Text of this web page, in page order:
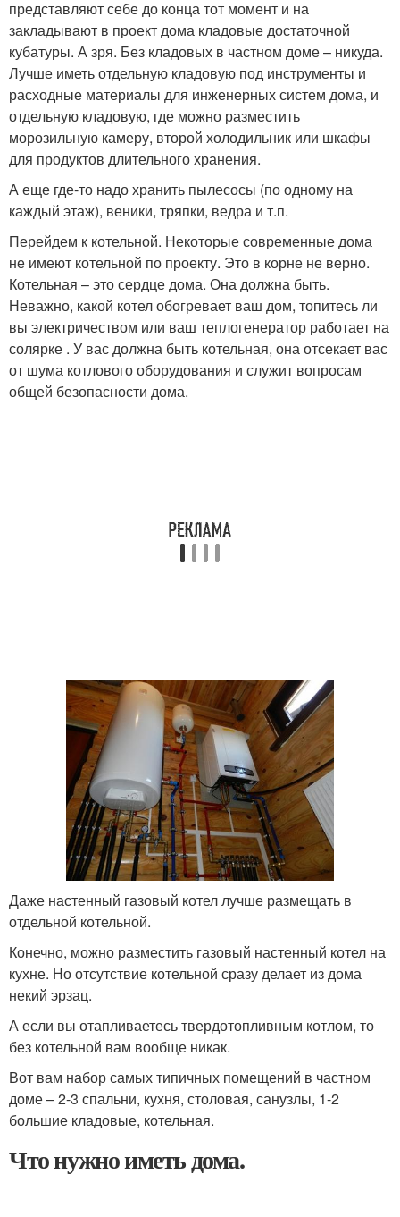
представляют себе до конца тот момент и на
закладывают в проект дома кладовые достаточной
кубатуры. А зря. Без кладовых в частном доме – никуда.
Лучше иметь отдельную кладовую под инструменты и
расходные материалы для инженерных систем дома, и
отдельную кладовую, где можно разместить
морозильную камеру, второй холодильник или шкафы
для продуктов длительного хранения.
А еще где-то надо хранить пылесосы (по одному на
каждый этаж), веники, тряпки, ведра и т.п.
Перейдем к котельной. Некоторые современные дома
не имеют котельной по проекту. Это в корне не верно.
Котельная – это сердце дома. Она должна быть.
Неважно, какой котел обогревает ваш дом, топитесь ли
вы электричеством или ваш теплогенератор работает на
солярке . У вас должна быть котельная, она отсекает вас
от шума котлового оборудования и служит вопросам
общей безопасности дома.
Даже настенный газовый котел лучше размещать в
отдельной котельной.
Конечно, можно разместить газовый настенный котел на
кухне. Но отсутствие котельной сразу делает из дома
некий эрзац.
А если вы отапливаетесь твердотопливным котлом, то
без котельной вам вообще никак.
Вот вам набор самых типичных помещений в частном
доме – 2-3 спальни, кухня, столовая, санузлы, 1-2
большие кладовые, котельная.
Что нужно иметь дома.